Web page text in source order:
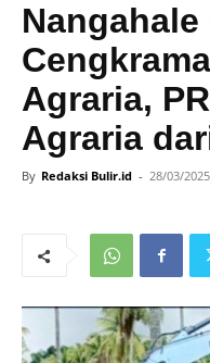
Nangahale
Agraria,
Agraria
By Redaksi Bulir.id - 28/03/2025